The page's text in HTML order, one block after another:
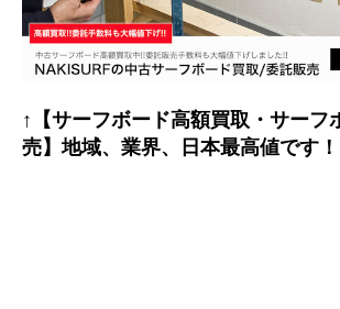
↑【サーフボード高額買取・サーフ
売】地域、業界、日本最高値です！